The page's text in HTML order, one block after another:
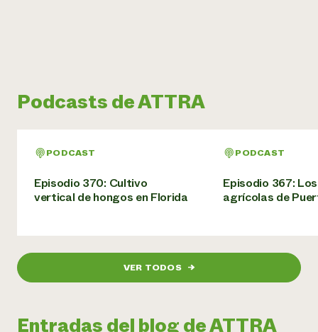
Podcasts de ATTRA
PODCAST
Episodio 370: Cultivo
vertical de hongos en Florida
PODCAST
Episodio 367:
agrícolas de
VER TODOS →
Entradas del blog de ATTRA